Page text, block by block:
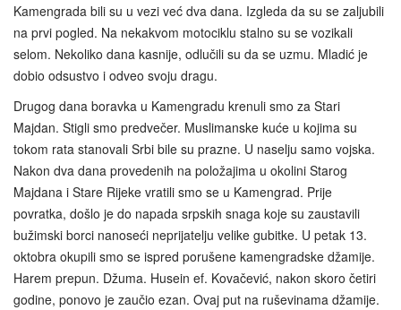
Kamengrada bili su u vezi već dva dana. Izgleda da su se zaljubili
na prvi pogled. Na nekakvom motociklu stalno su se vozikali
selom. Nekoliko dana kasnije, odlučili su da se uzmu. Mladić je
dobio odsustvo i odveo svoju dragu.
Drugog dana boravka u Kamengradu krenuli smo za Stari
Majdan. Stigli smo predvečer. Muslimanske kuće u kojima su
tokom rata stanovali Srbi bile su prazne. U naselju samo vojska.
Nakon dva dana provedenih na položajima u okolini Starog
Majdana i Stare Rijeke vratili smo se u Kamengrad. Prije
povratka, došlo je do napada srpskih snaga koje su zaustavili
bužimski borci nanoseći neprijatelju velike gubitke. U petak 13.
oktobra okupili smo se ispred porušene kamengradske džamije.
Harem prepun. Džuma. Husein ef. Kovačević, nakon skoro četiri
godine, ponovo je zaučio ezan. Ovaj put na ruševinama džamije.